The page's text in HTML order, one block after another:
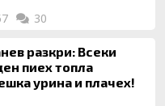
30
разкри: Всеки
пиех топла
урина и плачех!